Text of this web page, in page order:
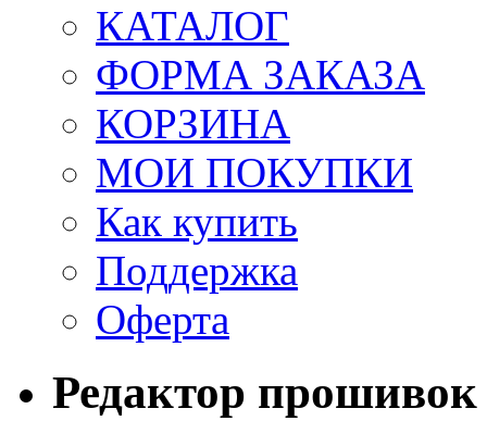
КАТАЛОГ
ФОРМА ЗАКАЗА
КОРЗИНА
МОИ ПОКУПКИ
Как купить
Поддержка
Оферта
Редактор прошивок